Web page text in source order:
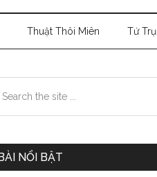
Thuật Thôi Miên Tứ Trụ
NỔI BẬT